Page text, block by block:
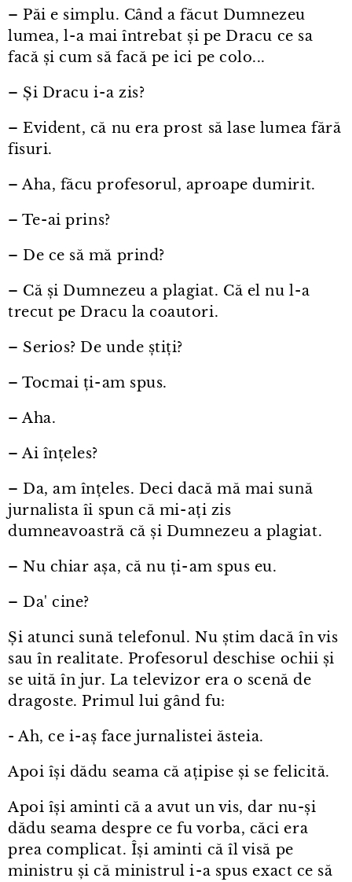
– Păi e simplu. Când a făcut Dumnezeu
lumea, l⁠-⁠a mai întrebat și pe Dracu ce sa
facă și cum să facă pe ici pe colo...
– Și Dracu i⁠-⁠a zis?
– Evident, că nu era prost să lase lumea fără
fisuri.
– Aha, făcu profesorul, aproape dumirit.
– Te⁠-⁠ai prins?
– De ce să mă prind?
– Că și Dumnezeu a plagiat. Că el nu l⁠-⁠a
trecut pe Dracu la coautori.
– Serios? De unde știți?
– Tocmai ți⁠-⁠am spus.
– Aha.
– Ai înțeles?
– Da, am înțeles. Deci dacă mă mai sună
jurnalista îi spun că mi⁠-⁠ați zis
dumneavoastră că și Dumnezeu a plagiat.
– Nu chiar așa, că nu ți⁠-⁠am spus eu.
– Da' cine?
Și atunci sună telefonul. Nu știm dacă în vis
sau în realitate. Profesorul deschise ochii și
se uită în jur. La televizor era o scenă de
dragoste. Primul lui gând fu:
- Ah, ce i⁠-⁠aș face jurnalistei ăsteia.
Apoi își dădu seama că ațipise și se felicită.
Apoi își aminti că a avut un vis, dar nu-și
dădu seama despre ce fu vorba, căci era
prea complicat. Își aminti că îl visă pe
ministru și că ministrul i⁠-⁠a spus exact ce să